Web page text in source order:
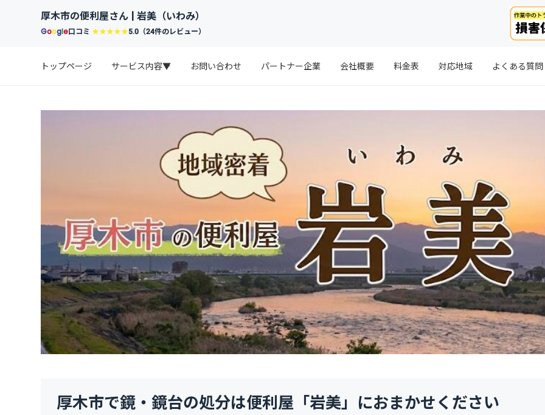
厚木市の便利屋さん | 岩美（いわみ）
Google口コミ★★★★★5.0（24件のレビュー）
トップページ サービス内容▼ お問い合わせ パートナー企業 会社概要 料金表 対応地域 よくある質問
厚木市で鏡・鏡台の処分は便利屋「岩美」におまかせください